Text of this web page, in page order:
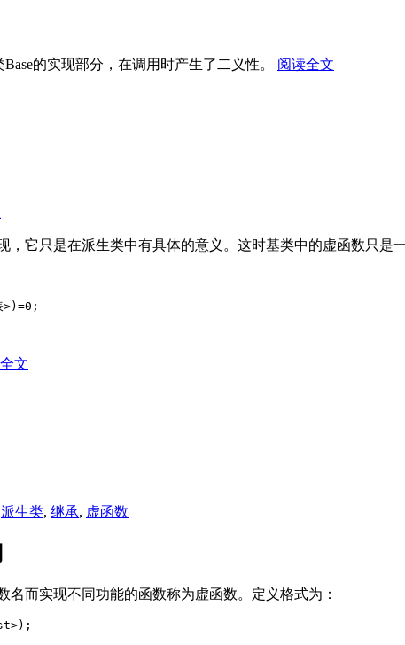
的实现部分，在调用时产生了二义性。 阅读全文
，它只是在派生类中有具体的意义。这时基类中的虚函数只是
>)=0;
文
派生类, 继承, 虚函数
而实现不同功能的函数称为虚函数。定义格式为：